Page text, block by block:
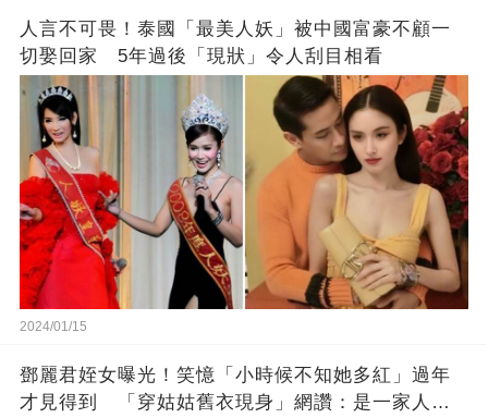
人言不可畏！泰國「最美人妖」被中國富豪不顧一
切娶回家 5年過後「現狀」令人刮目相看
2024/01/15
鄧麗君姪女曝光！笑憶「小時候不知她多紅」過年
才見得到 「穿姑姑舊衣現身」網讚：是一家人沒